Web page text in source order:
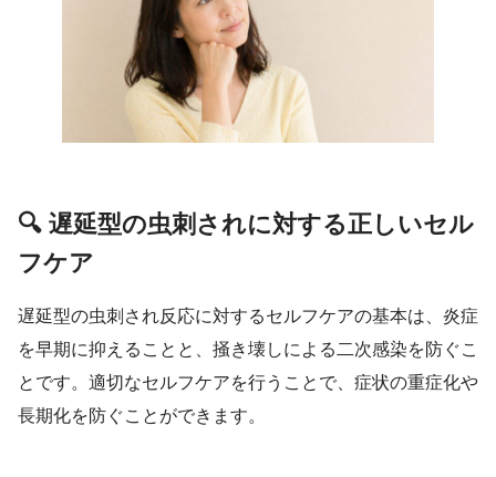
🔍 遅延型の虫刺されに対する正しいセル
フケア
遅延型の虫刺され反応に対するセルフケアの基本は、炎症
を早期に抑えることと、掻き壊しによる二次感染を防ぐこ
とです。適切なセルフケアを行うことで、症状の重症化や
長期化を防ぐことができます。